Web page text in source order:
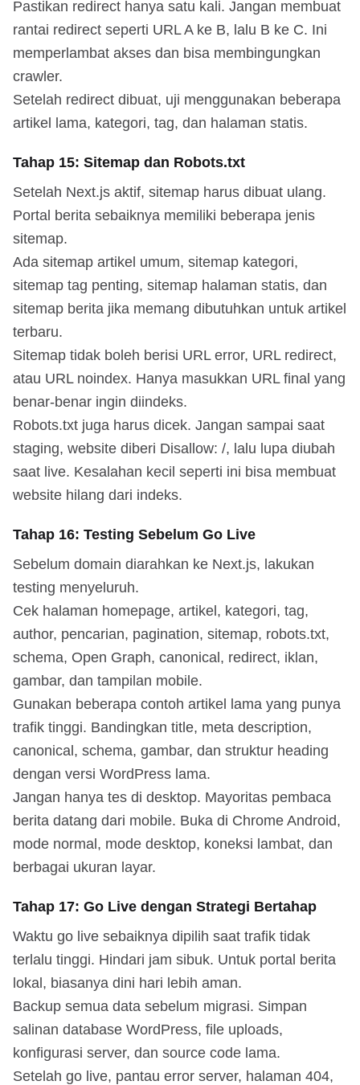
Pastikan redirect hanya satu kali. Jangan membuat
rantai redirect seperti URL A ke B, lalu B ke C. Ini
memperlambat akses dan bisa membingungkan
crawler.
Setelah redirect dibuat, uji menggunakan beberapa
artikel lama, kategori, tag, dan halaman statis.
Tahap 15: Sitemap dan Robots.txt
Setelah Next.js aktif, sitemap harus dibuat ulang.
Portal berita sebaiknya memiliki beberapa jenis
sitemap.
Ada sitemap artikel umum, sitemap kategori,
sitemap tag penting, sitemap halaman statis, dan
sitemap berita jika memang dibutuhkan untuk artikel
terbaru.
Sitemap tidak boleh berisi URL error, URL redirect,
atau URL noindex. Hanya masukkan URL final yang
benar-benar ingin diindeks.
Robots.txt juga harus dicek. Jangan sampai saat
staging, website diberi Disallow: /, lalu lupa diubah
saat live. Kesalahan kecil seperti ini bisa membuat
website hilang dari indeks.
Tahap 16: Testing Sebelum Go Live
Sebelum domain diarahkan ke Next.js, lakukan
testing menyeluruh.
Cek halaman homepage, artikel, kategori, tag,
author, pencarian, pagination, sitemap, robots.txt,
schema, Open Graph, canonical, redirect, iklan,
gambar, dan tampilan mobile.
Gunakan beberapa contoh artikel lama yang punya
trafik tinggi. Bandingkan title, meta description,
canonical, schema, gambar, dan struktur heading
dengan versi WordPress lama.
Jangan hanya tes di desktop. Mayoritas pembaca
berita datang dari mobile. Buka di Chrome Android,
mode normal, mode desktop, koneksi lambat, dan
berbagai ukuran layar.
Tahap 17: Go Live dengan Strategi Bertahap
Waktu go live sebaiknya dipilih saat trafik tidak
terlalu tinggi. Hindari jam sibuk. Untuk portal berita
lokal, biasanya dini hari lebih aman.
Backup semua data sebelum migrasi. Simpan
salinan database WordPress, file uploads,
konfigurasi server, dan source code lama.
Setelah go live, pantau error server, halaman 404,